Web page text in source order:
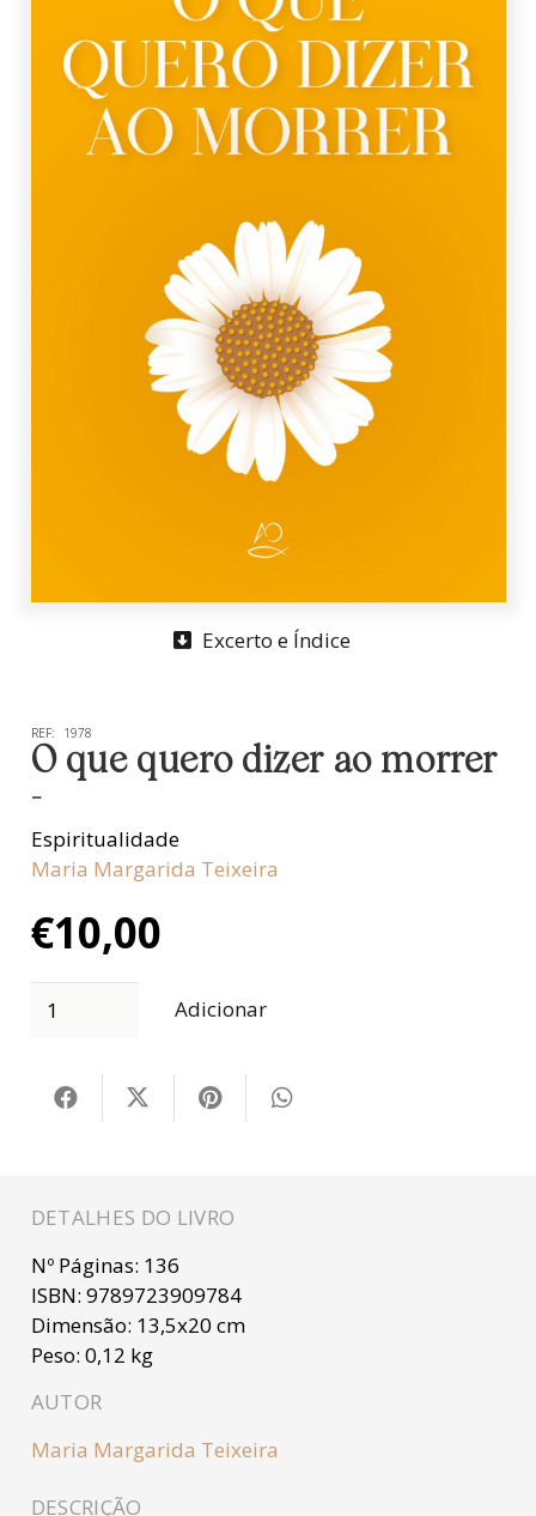
Excerto e Índice
REF: 1978
O que quero dizer ao morrer
-
Espiritualidade
Maria Margarida Teixeira
€10,00
Adicionar
DETALHES DO LIVRO
Nº Páginas: 136
ISBN: 9789723909784
Dimensão: 13,5x20 cm
Peso: 0,12 kg
AUTOR
Maria Margarida Teixeira
DESCRIÇÃO